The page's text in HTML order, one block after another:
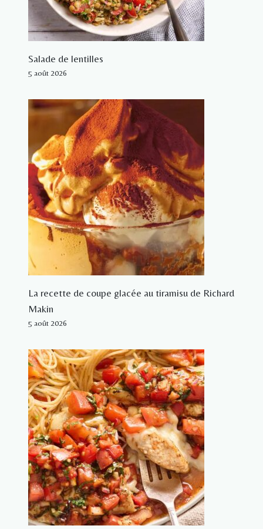
Salade de lentilles
5 août 2026
La recette de coupe glacée au tiramisu de Richard
Makin
5 août 2026